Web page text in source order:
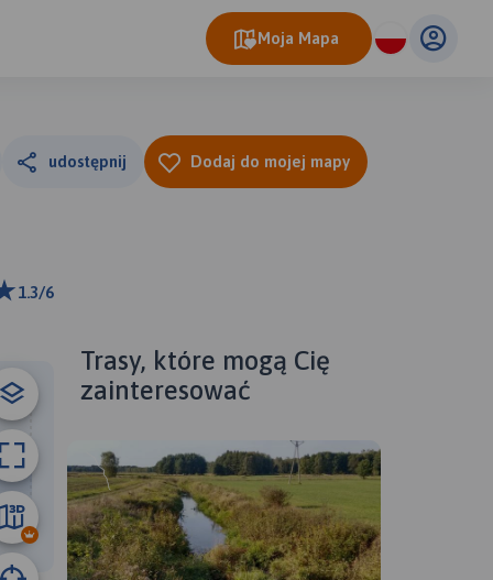
Moja Mapa
udostępnij Dodaj do mojej mapy
1.3/6
22 km
Trasy, które mogą Cię
zainteresować